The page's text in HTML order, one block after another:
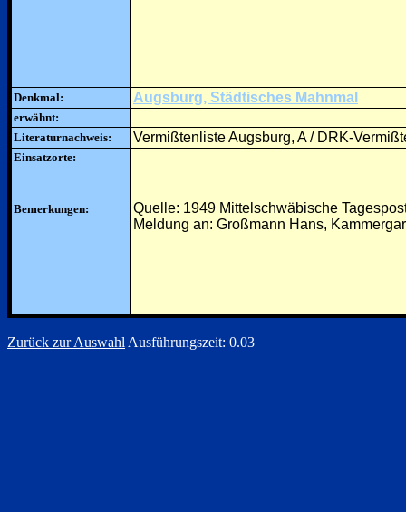
Denkmal: Augsburg, Städtisches Mahnmal
erwähnt:
Literaturnachweis:
Vermißtenliste Augsburg, A / DRK-
Einsatzorte:
Bemerkungen:
Quelle: 1949 Mittelschwäbische
Meldung an: Großmann Hans,
Zurück zur Auswahl Ausführungszeit: 0.03